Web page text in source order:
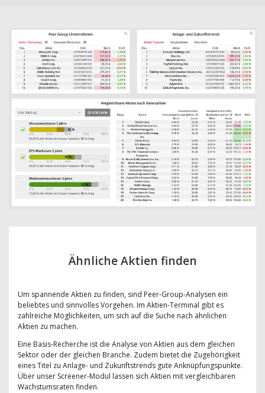
Ähnliche Aktien finden
Um spannende Aktien zu finden, sind Peer-Group-Analysen ein
beliebtes und sinnvolles Vorgehen. Im Aktien-Terminal gibt es
zahlreiche Möglichkeiten, um sich auf die Suche nach ähnlichen
Aktien zu machen.
Eine Basis-Recherche ist die Analyse von Aktien aus dem gleichen
Sektor oder der gleichen Branche. Zudem bietet die Zugehörigkeit
eines Titel zu Anlage- und Zukunftstrends gute Anknüpfungspunkte.
Über unser Screener-Modul lassen sich Aktien mit vergleichbaren
Wachstumsraten finden.